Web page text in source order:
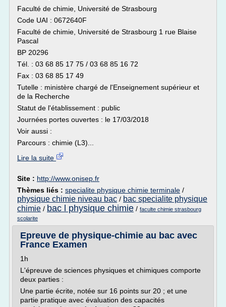
Faculté de chimie, Université de Strasbourg
Code UAI : 0672640F
Faculté de chimie, Université de Strasbourg 1 rue Blaise
Pascal
BP 20296
Tél. : 03 68 85 17 75 / 03 68 85 16 72
Fax : 03 68 85 17 49
Tutelle : ministère chargé de l'Enseignement supérieur et
de la Recherche
Statut de l'établissement : public
Journées portes ouvertes : le 17/03/2018
Voir aussi :
Parcours : chimie (L3)...
Lire la suite
Site : http://www.onisep.fr
Thèmes liés : specialite physique chimie terminale /
physique chimie niveau bac / bac specialite physique
chimie / bac l physique chimie / faculte chimie strasbourg
scolarite
Epreuve de physique-chimie au bac avec
France Examen
1h
L'épreuve de sciences physiques et chimiques comporte
deux parties :
Une partie écrite, notée sur 16 points sur 20 ; et une
partie pratique avec évaluation des capacités